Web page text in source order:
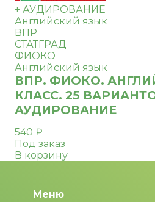
+ АУДИРОВАНИЕ
Английский язык
ВПР
СТАТГРАД
ФИОКО
Английский язык
ВПР. ФИОКО.
КЛАСС. 25
АУДИРОВАНИЕ
540 ₽
Под заказ
В корзину
Меню